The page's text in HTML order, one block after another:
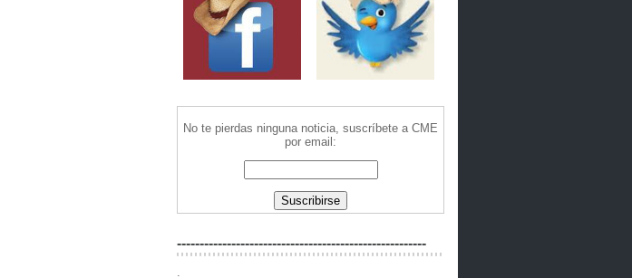
No te pierdas ninguna noticia, suscríbete a CME
por email:
-------------------------------------------------------